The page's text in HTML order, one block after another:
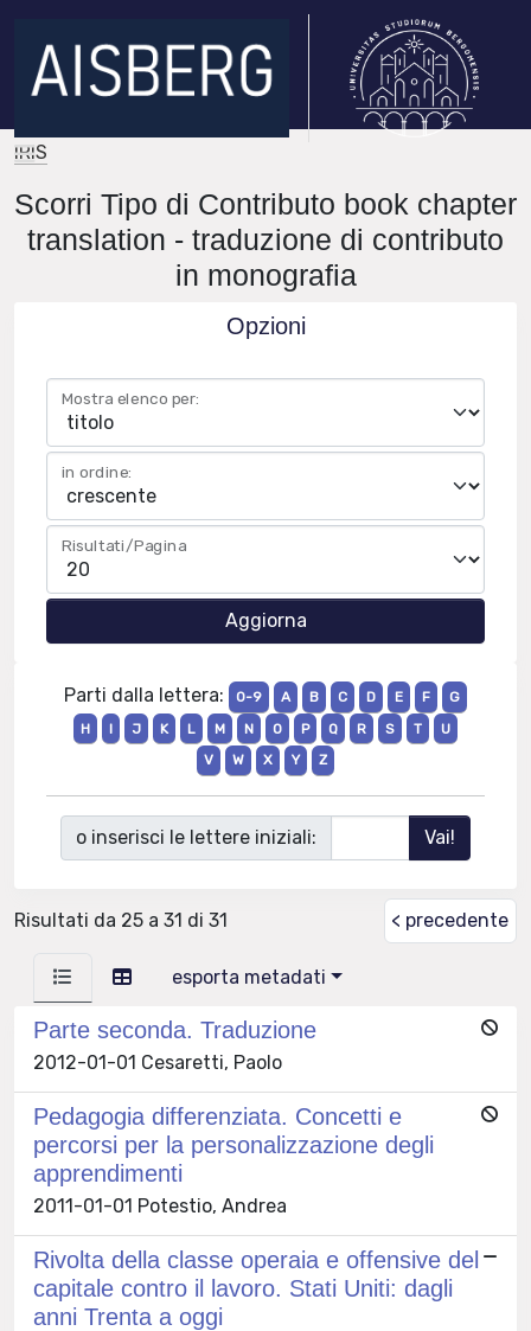
IRIS
Scorri Tipo di Contributo book chapter
translation - traduzione di contributo
in monografia
Opzioni
Mostra elenco per:
in ordine:
Risultati/Pagina
Parti dalla lettera: 0-9 A B C D E F
G
H
I J K L M N O P Q R S T
U
V
W X Y Z
o inserisci le lettere iniziali:
Risultati da 25 a 31 di 31 < precedente
esporta metadati
Parte seconda. Traduzione
2012-01-01 Cesaretti, Paolo
Pedagogia differenziata. Concetti e
percorsi per la personalizzazione degli
apprendimenti
2011-01-01 Potestio, Andrea
Rivolta della classe operaia e offensive del
capitale contro il lavoro. Stati Uniti: dagli
anni Trenta a oggi